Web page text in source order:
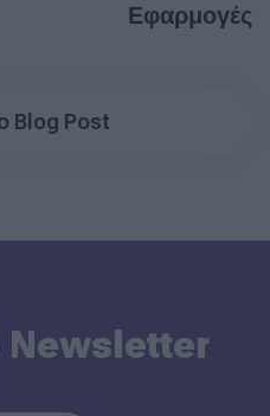
Εφαρμογές
Blog Post
Newsletter